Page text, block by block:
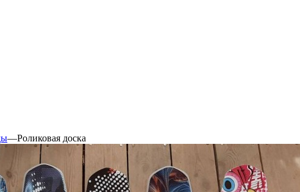
—Роликовая доска